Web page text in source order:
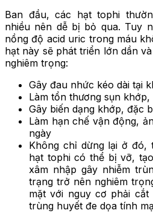
Ban đầu, các hạt tophi
nhiều nên dễ bị bỏ qua. Tuy
nồng độ acid uric trong máu
hạt này sẽ phát triển lớn dần
nghiêm trọng:
Gây đau nhức kéo dài tại
Làm tổn thương sụn
Gây biến dạng khớp, đặc
Làm hạn chế vận động,
ngày
Không chỉ dừng lại ở đó,
hạt tophi có thể bị vỡ,
xâm nhập gây nhiễm
trạng trở nên nghiêm
mặt với nguy cơ phải
trùng huyết đe dọa tính